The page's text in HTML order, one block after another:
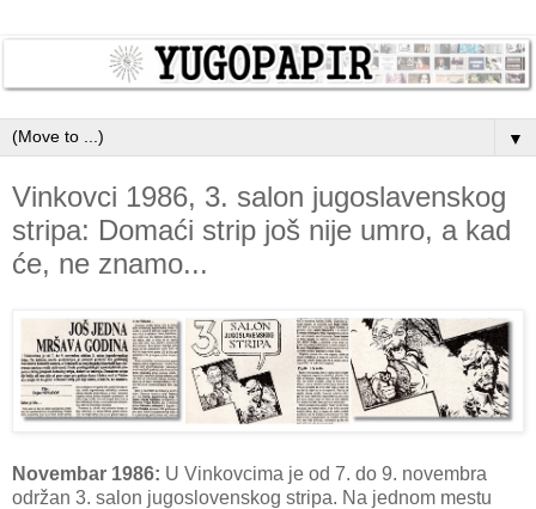
▼
Vinkovci 1986, 3. salon jugoslavenskog
stripa: Domaći strip još nije umro, a kad
će, ne znamo...
Novembar 1986: U Vinkovcima je od 7. do 9. novembra
održan 3. salon jugoslovenskog stripa. Na jednom mestu